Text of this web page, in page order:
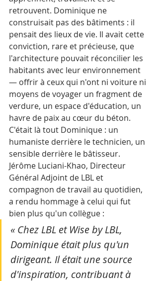
retrouvent. Dominique ne
construisait pas des bâtiments : il
pensait des lieux de vie. Il avait cette
conviction, rare et précieuse, que
l'architecture pouvait réconcilier les
habitants avec leur environnement
— offrir à ceux qui n'ont ni voiture ni
moyens de voyager un fragment de
verdure, un espace d'éducation, un
havre de paix au cœur du béton.
C'était là tout Dominique : un
humaniste derrière le technicien, un
sensible derrière le bâtisseur.
Jérôme Luciani-Khao, Directeur
Général Adjoint de LBL et
compagnon de travail au quotidien,
a rendu hommage à celui qui fut
bien plus qu'un collègue :
« Chez LBL et Wise by LBL,
Dominique était plus qu'un
dirigeant. Il était une source
d'inspiration, contribuant à